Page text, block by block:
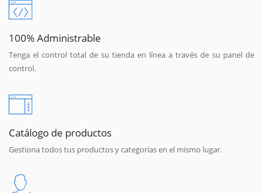
100% Administrable
Tenga el control total de su tienda en línea a través de su panel de
control.
Catálogo de productos
Gestiona todos tus productos y categorías en el mismo lugar.